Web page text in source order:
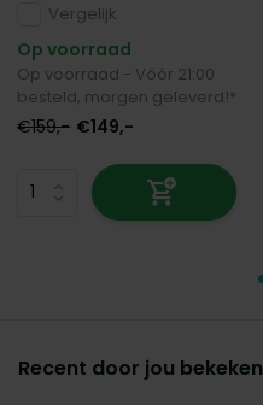
Vergelijk
Op voorraad
Op voorraad - Vóór 21:00
besteld, morgen geleverd!*
€159,- €149,-
Recent door jou bekeken